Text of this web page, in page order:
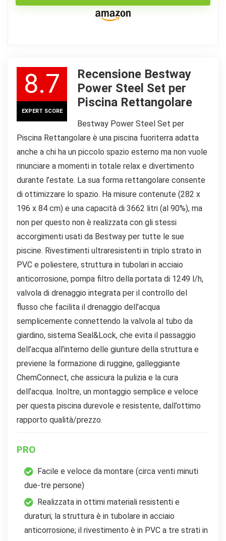
8.7
EXPERT SCORE
Recensione Bestway
Power Steel Set per
Piscina Rettangolare
Bestway Power Steel Set per
Piscina Rettangolare è una piscina fuoriterra adatta
anche a chi ha un piccolo spazio esterno ma non vuole
rinunciare a momenti in totale relax e divertimento
durante l’estate. La sua forma rettangolare consente
di ottimizzare lo spazio. Ha misure contenute (282 x
196 x 84 cm) e una capacità di 3662 litri (al 90%), ma
non per questo non è realizzata con gli stessi
accorgimenti usati da Bestway per tutte le sue
piscine. Rivestimenti ultraresistenti in triplo strato in
PVC e poliestere, struttura in tubolari in acciaio
anticorrosione, pompa filtro della portata di 1249 l/h,
valvola di drenaggio integrata per il controllo del
flusso che facilita il drenaggio dell’acqua
semplicemente connettendo la valvola al tubo da
giardino, sistema Seal&Lock, che evita il passaggio
dell’acqua all’interno delle giunture della struttura e
previene la formazione di ruggine, galleggiante
ChemConnect, che assicura la pulizia e la cura
dell’acqua. Inoltre, un montaggio semplice e veloce
per questa piscina durevole e resistente, dall’ottimo
rapporto qualità/prezzo.
PRO
Facile e veloce da montare (circa venti minuti
due-tre persone)
Realizzata in ottimi materiali resistenti e
duraturi; la struttura è in tubolare in acciaio
anticorrosione; il rivestimento è in PVC a tre strati in